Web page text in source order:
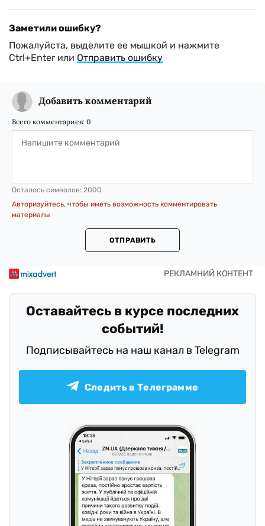
Заметили ошибку?
Пожалуйста, выделите ее мышкой и нажмите
Ctrl+Enter или Отправить ошибку
Добавить комментарий
Всего комментариев: 0
Осталось символов: 2000
Авторизуйтесь, чтобы иметь возможность комментировать
материалы
ОТПРАВИТЬ
Оставайтесь в курсе последних
событий!
Подписывайтесь на наш канал в Telegram
Следить в Телеграмме